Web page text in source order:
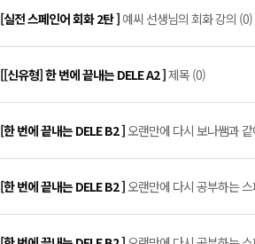
[실전 스페인어 회화 2탄 ] 예씨 선생님의 회화 강의 (0)
[[신유형] 한 번에 끝내는 DELE A2 ]제목 (0)
[한 번에 끝내는 DELE B2 ]오랜만에 다시 보나쌤과
[한 번에 끝내는 DELE B2 ]오랜만에 다시 공부하는